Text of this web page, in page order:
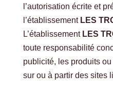
l’autorisation écrite et
l’établissement LES
L’établissement LES
toute responsabilité
publicité, les produits
sur ou à partir des sites